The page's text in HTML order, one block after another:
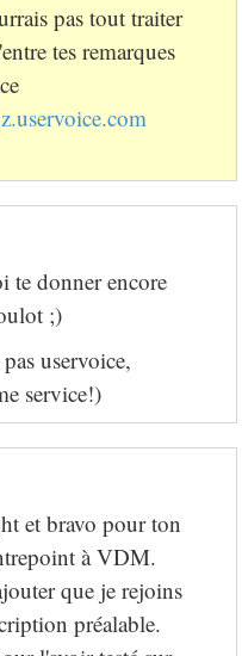
pas tout traiter
tes remarques
te donner encore
;)
uservoice,
service!)
et bravo pour ton
à VDM.
que je rejoins
préalable.